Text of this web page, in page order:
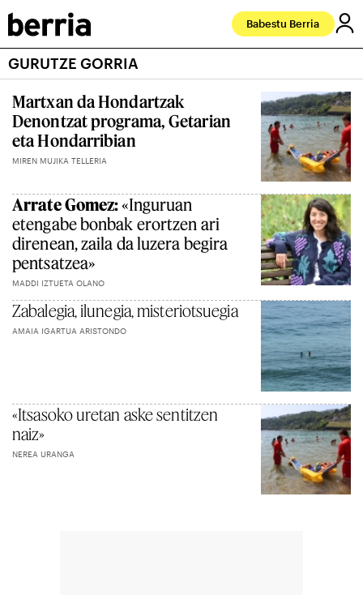
Babestu Berria
GURUTZE GORRIA
Martxan da Hondartzak
Denontzat programa, Getarian
eta Hondarribian
MIREN MUJIKA TELLERIA
Arrate Gomez:«Inguruan
etengabe bonbak erortzen ari
direnean, zaila da luzera begira
pentsatzea»
MADDI IZTUETA OLANO
Zabalegia, ilunegia, misteriotsuegia
AMAIA IGARTUA ARISTONDO
«Itsasoko uretan aske sentitzen
naiz»
NEREA URANGA